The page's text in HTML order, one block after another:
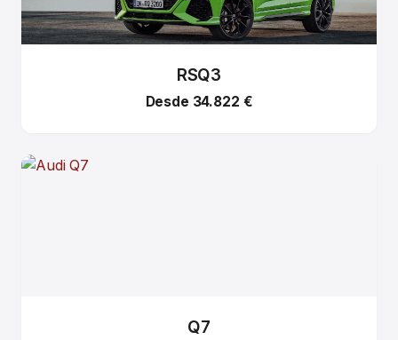
RSQ3
Desde 34.822 €
Q7